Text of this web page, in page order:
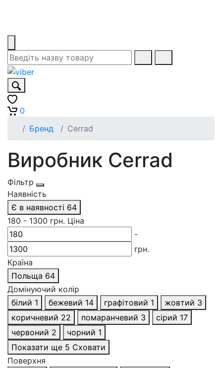
0
Бренд
Cerrad
Виробник Cerrad
Фільтр
Наявність
Є в наявності 64
180 - 1300 грн. Ціна
-
грн.
Країна
Польща 64
Домінуючий колір
білий 1 бежевий 14 графітовий 1 жовтий 3
коричневий 22 помаранчевий 3 сірий 17
червоний 2 чорний 1
Показати ще 5 Сховати
Поверхня